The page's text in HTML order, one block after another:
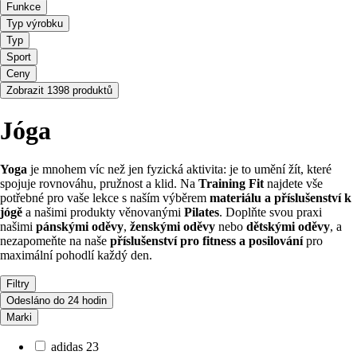
Funkce
Typ výrobku
Typ
Sport
Ceny
Zobrazit 1398 produktů
Jóga
Yoga je mnohem víc než jen fyzická aktivita: je to umění žít, které
spojuje rovnováhu, pružnost a klid. Na Training Fit najdete vše
potřebné pro vaše lekce s naším výběrem materiálu a příslušenství k
jógě a našimi produkty věnovanými Pilates. Doplňte svou praxi
našimi pánskými oděvy, ženskými oděvy nebo dětskými oděvy, a
nezapomeňte na naše příslušenství pro fitness a posilovánípro
maximální pohodlí každý den.
Filtry
Odesláno do 24 hodin
Marki
adidas 23